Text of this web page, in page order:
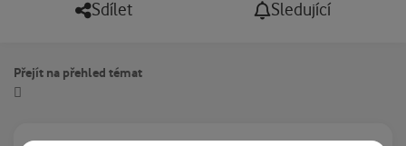
Sdílet Sledující
Přejít na přehled témat